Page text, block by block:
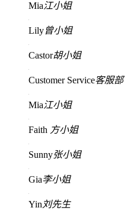
Mia江小姐
Lily曾小姐
Castor胡小姐
Customer Service客服部
Mia江小姐
Faith 方小姐
Sunny张小姐
Gia李小姐
Yin 刘先生